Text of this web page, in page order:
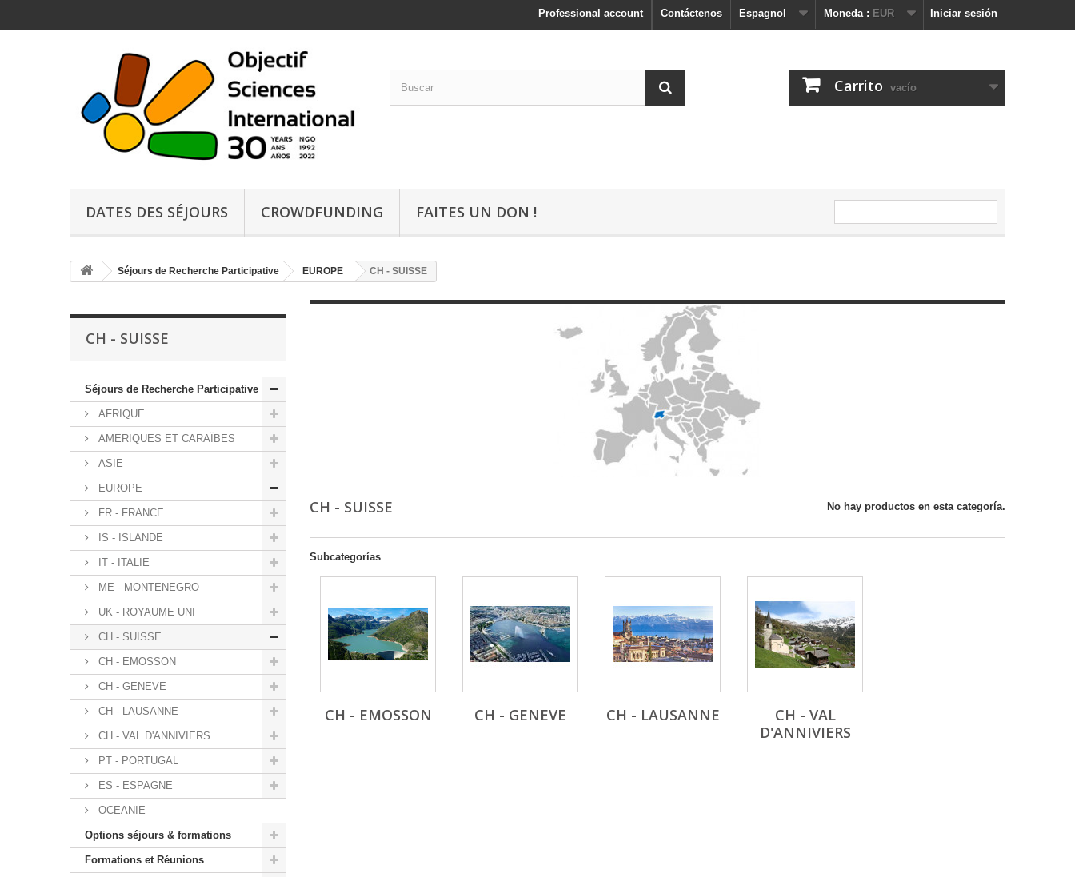
Iniciar sesión
Moneda : EUR
Espagnol
Contáctenos
Professional account
Carrito vacío
DATES DES SÉJOURS CROWDFUNDING FAITES UN DON !
Séjours de Recherche Participative EUROPE CH - SUISSE
CH - SUISSE
Séjours de Recherche Participative
AFRIQUE
AMERIQUES ET CARAÏBES
ASIE
EUROPE
FR - FRANCE
IS - ISLANDE
IT - ITALIE
ME - MONTENEGRO
UK - ROYAUME UNI
CH - SUISSE
CH - EMOSSON
CH - GENEVE
CH - LAUSANNE
CH - VAL D'ANNIVIERS
PT - PORTUGAL
ES - ESPAGNE
OCEANIE
Options séjours & formations
Formations et Réunions
CH - SUISSE No hay productos en esta categoría.
Subcategorías
CH - EMOSSON CH - GENEVE CH - LAUSANNE
CH - VAL
D'ANNIVIERS